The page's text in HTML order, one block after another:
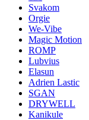
Svakom
Orgie
We-Vibe
Magic Motion
ROMP
Lubvius
Elasun
Adrien Lastic
SGAN
DRYWELL
Kanikule